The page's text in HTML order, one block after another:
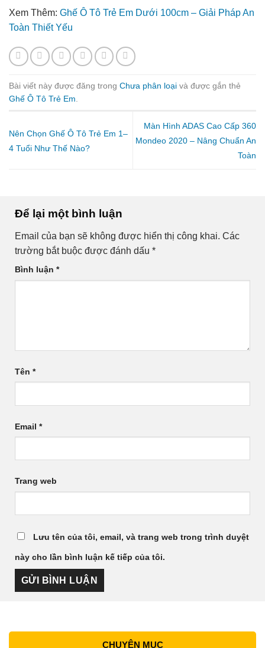
Xem Thêm: Ghế Ô Tô Trẻ Em Dưới 100cm – Giải Pháp An
Toàn Thiết Yếu
Bài viết này được đăng trong Chưa phân loại và được gắn thẻ
Ghế Ô Tô Trẻ Em
Nên Chọn Ghế Ô Tô Trẻ Em 1–
4 Tuổi Như Thế Nào?
Màn Hình ADAS Cao Cấp 360
Mondeo 2020 – Nâng Chuẩn An
Toàn
Để lại một bình luận
Email của bạn sẽ không được hiển thị công khai. Các
trường bắt buộc được đánh dấu *
Bình luận *
Tên *
Email *
Trang web
Lưu tên của tôi, email, và trang web trong trình duyệt
này cho lần bình luận kế tiếp của tôi.
CHUYÊN MỤC